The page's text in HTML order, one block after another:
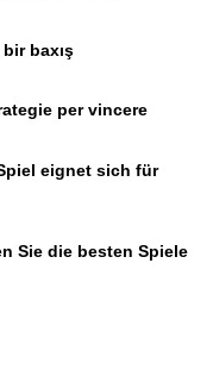
baxış
per vincere
eignet sich für
Sie die besten Spiele